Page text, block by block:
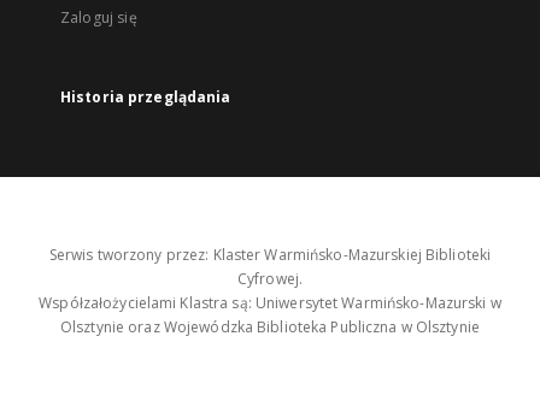
Zaloguj się
Historia przeglądania
Serwis tworzony przez: Klaster Warmińsko-Mazurskiej Biblioteki
Cyfrowej.
Współzałożycielami Klastra są: Uniwersytet Warmińsko-Mazurski w
Olsztynie oraz Wojewódzka Biblioteka Publiczna w Olsztynie